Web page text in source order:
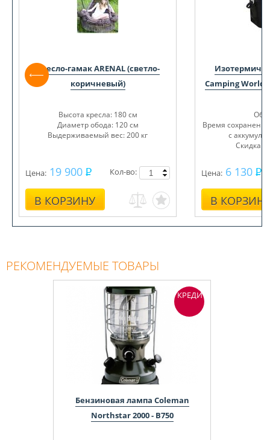
Кресло-гамак ARENAL (светло-
коричневый)
Высота кресла: 180 см
Диаметр обода: 120 см
Выдерживаемый вес: 200 кг
Цена: 19 900
В КОРЗИНУ
Кол-во:
Camping World
Время
с
Скидка
Цена: 6 130
В
РЕКОМЕНДУЕМЫЕ ТОВАРЫ
Бензиновая лампа Coleman
Northstar 2000 - B750
КРЕДИТ